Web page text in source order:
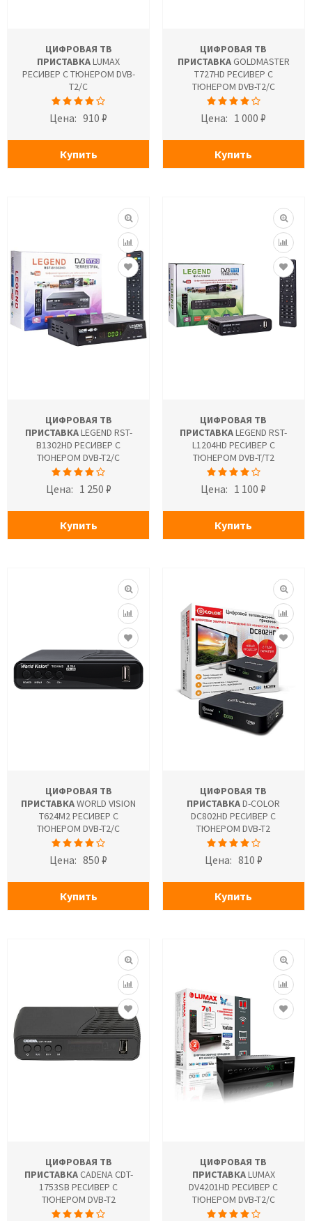
ЦИФРОВАЯ ТВ
ПРИСТАВКАLUMAX
РЕСИВЕР С ТЮНЕРОМ DVB-
T2/C
Цена: 910 ₽
Купить
ЦИФРОВАЯ ТВ
ПРИСТАВКАGOLDMASTER
T727HD РЕСИВЕР С
ТЮНЕРОМ DVB-T2/C
Цена: 1 000 ₽
Купить
ЦИФРОВАЯ ТВ
ПРИСТАВКАLEGEND RST-
B1302HD РЕСИВЕР С
ТЮНЕРОМ DVB-T2/C
Цена: 1 250 ₽
Купить
ЦИФРОВАЯ ТВ
ПРИСТАВКАLEGEND RST-
L1204HD РЕСИВЕР С
ТЮНЕРОМ DVB-T/T2
Цена: 1 100 ₽
Купить
ЦИФРОВАЯ ТВ
ПРИСТАВКАWORLD VISION
T624M2 РЕСИВЕР С
ТЮНЕРОМ DVB-T2/C
Цена: 850 ₽
Купить
ЦИФРОВАЯ ТВ
ПРИСТАВКАD-COLOR
DC802HD РЕСИВЕР С
ТЮНЕРОМ DVB-T2
Цена: 810 ₽
Купить
ЦИФРОВАЯ ТВ
ПРИСТАВКАCADENA CDT-
1753SB РЕСИВЕР С
ТЮНЕРОМ DVB-T2
ЦИФРОВАЯ ТВ
ПРИСТАВКАLUMAX
DV4201HD РЕСИВЕР С
ТЮНЕРОМ DVB-T2/C